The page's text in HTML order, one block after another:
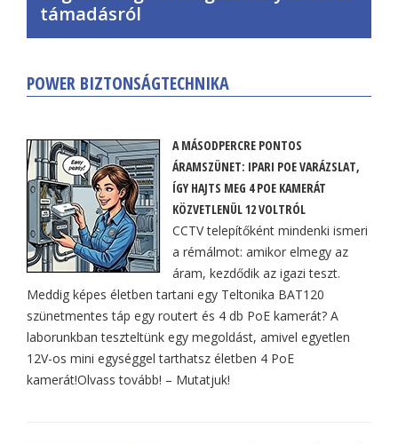
támadásról
POWER BIZTONSÁGTECHNIKA
A MÁSODPERCRE PONTOS
ÁRAMSZÜNET: IPARI POE VARÁZSLAT,
ÍGY HAJTS MEG 4 POE KAMERÁT
KÖZVETLENÜL 12 VOLTRÓL
CCTV telepítőként mindenki ismeri
a rémálmot: amikor elmegy az
áram, kezdődik az igazi teszt.
Meddig képes életben tartani egy Teltonika BAT120
szünetmentes táp egy routert és 4 db PoE kamerát? A
laborunkban teszteltünk egy megoldást, amivel egyetlen
12V-os mini egységgel tarthatsz életben 4 PoE
kamerát!Olvass tovább! – Mutatjuk!